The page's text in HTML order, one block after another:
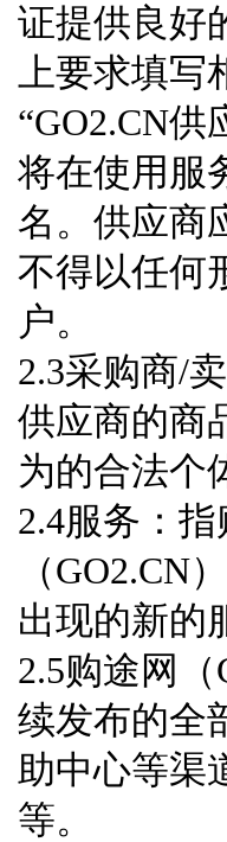
证提供良好
上要求填写
“GO2.CN
将在使用服
名。供应商
不得以任何
户。
2.3采购商/
供应商的商
为的合法个
2.4服务：
（
出现的新的
2.5购途网
续发布的全
助中心等渠
等。